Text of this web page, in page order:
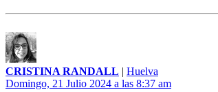
CRISTINA RANDALL | Huelva
Domingo, 21 Julio 2024 a las 8:37 am